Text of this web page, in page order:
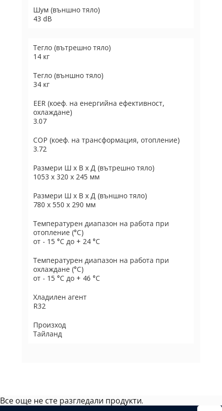
Шум (външно тяло)
43 dB
Тегло (вътрешно тяло)
14 кг
Тегло (външно тяло)
34 кг
EER (коеф. на енергийна ефективност,
охлаждане)
3.07
COP (коеф. на трансформация, отопление)
3.72
Размери Ш х В х Д (вътрешно тяло)
1053 x 320 x 245 мм
Размери Ш х В х Д (външно тяло)
780 х 550 х 290 мм
Температурен диапазон на работа при
отопление (°C)
от - 15 °C до + 24 °C
Температурен диапазон на работа при
охлаждане (°C)
от - 15 °C до + 46 °C
Хладилен агент
R32
Произход
Тайланд
Все още не сте разгледали продукти.